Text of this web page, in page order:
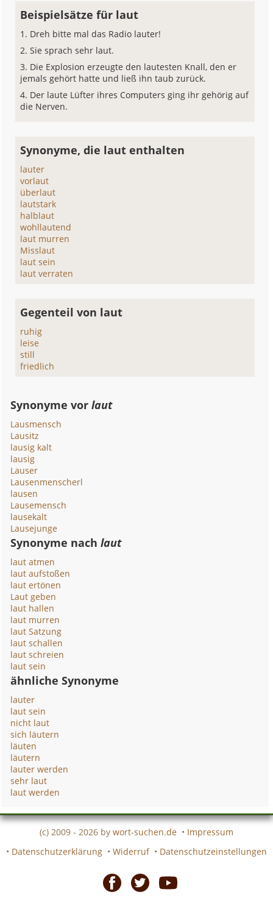
Beispielsätze für laut
Dreh bitte mal das Radio lauter!
Sie sprach sehr laut.
Die Explosion erzeugte den lautesten Knall, den er
jemals gehört hatte und ließ ihn taub zurück.
Der laute Lüfter ihres Computers ging ihr gehörig auf
die Nerven.
Synonyme, die laut enthalten
lauter
vorlaut
überlaut
lautstark
halblaut
wohllautend
laut murren
Misslaut
laut sein
laut verraten
Gegenteil von laut
ruhig
leise
still
friedlich
Synonyme vorlaut
Lausmensch
Lausitz
lausig kalt
lausig
Lauser
Lausenmenscherl
lausen
Lausemensch
lausekalt
Lausejunge
Synonyme nachlaut
laut atmen
laut aufstoßen
laut ertönen
Laut geben
laut hallen
laut murren
laut Satzung
laut schallen
laut schreien
laut sein
ähnliche Synonyme
lauter
laut sein
nicht laut
sich läutern
läuten
läutern
lauter werden
sehr laut
laut werden
(c) 2009 - 2026 by wort-suchen.de • Impressum
• Datenschutzerklärung • Widerruf • Datenschutzeinstellungen